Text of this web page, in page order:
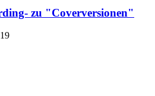
zu "Coverversionen"